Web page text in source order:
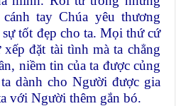
tay Chúa yêu thương
tốt đẹp cho ta. Mọi thứ cứ
đặt tài tình mà ta chẳng
niềm tin của ta được củng
dành cho Người được gia
với Người thêm gắn bó.